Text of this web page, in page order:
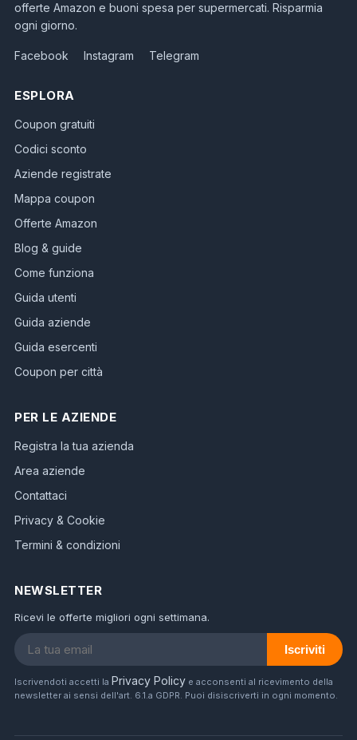
offerte Amazon e buoni spesa per supermercati. Risparmia
ogni giorno.
Facebook Instagram Telegram
ESPLORA
Coupon gratuiti
Codici sconto
Aziende registrate
Mappa coupon
Offerte Amazon
Blog & guide
Come funziona
Guida utenti
Guida aziende
Guida esercenti
Coupon per città
PER LE AZIENDE
Registra la tua azienda
Area aziende
Contattaci
Privacy & Cookie
Termini & condizioni
NEWSLETTER
Ricevi le offerte migliori ogni settimana.
Iscriviti
Iscrivendoti accetti la Privacy Policy e acconsenti al ricevimento della
newsletter ai sensi dell'art. 6.1.a GDPR. Puoi disiscriverti in ogni momento.